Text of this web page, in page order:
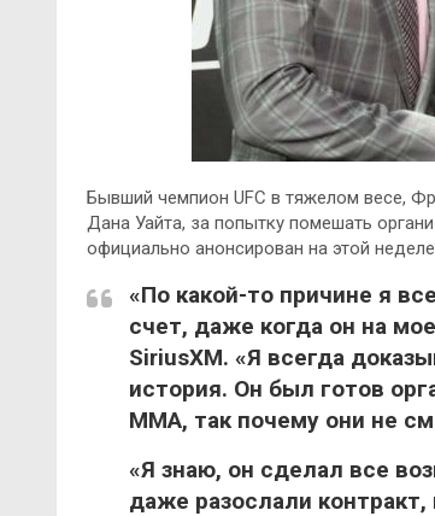
Бывший чемпион UFC в тяжелом весе,
Дана Уайта, за попытку помешать
официально анонсирован на этой
«По какой-то причине я
счет, даже когда он на
SiriusXM. «Я всегда
история. Он был готов
ММА, так почему они не
«Я знаю, он сделал все
даже разослали